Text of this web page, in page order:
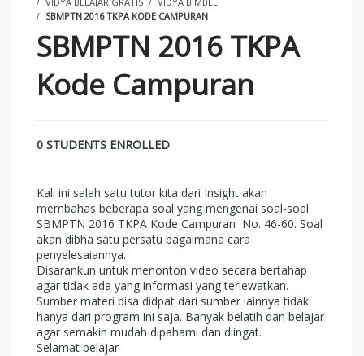
SBMPTN 2016 TKPA KODE CAMPURAN
SBMPTN 2016 TKPA
Kode Campuran
0 STUDENTS ENROLLED
Kali ini salah satu tutor kita dari Insight akan
membahas beberapa soal yang mengenai soal-soal
SBMPTN 2016 TKPA Kode Campuran No. 46-60. Soal
akan dibha satu persatu bagaimana cara
penyelesaiannya.
Disarankun untuk menonton video secara bertahap
agar tidak ada yang informasi yang terlewatkan.
Sumber materi bisa didpat dari sumber lainnya tidak
hanya dari program ini saja. Banyak belatih dan belajar
agar semakin mudah dipahami dan diingat.
Selamat belajar